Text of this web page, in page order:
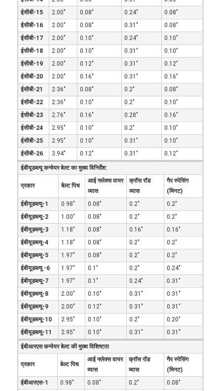
होम
उत्पाद
हमारे बारे में
फैक्टरी यात्रा
गुणवत्ता नियंत्रण
हमसे संपर्क करें
समाचार
सभी मामलों
स्टेनलेस स्टील जाल बेल्ट
सर्पिल वायर मेष
उच्च तापमान वायर मेष
खाद्य जाल बेल्ट
मधुकोश कन्वेयर बेल्ट
कन्वेयर चेन प्लेट
सोलर फोटोवोल्टिक मेश बेल्ट
सर्पिल फ्रीजर बेल्ट
ईसीबी-15
2.00" 0.08" 0.24"
0.08"
ईसीबी-16
2.00" 0.08" 0.31"
0.08"
ईसीबी-17
2.00" 0.10" 0.24"
0.10"
ईसीबी-18
2.00" 0.10" 0.31"
0.10"
ईसीबी-19
2.00" 0.12" 0.31"
0.12"
ईसीबी-20
2.00" 0.16" 0.31"
0.16"
ईसीबी-21
2.36" 0.08" 0.2"
0.08"
ईसीबी-22
2.36" 0.10" 0.2"
0.10"
ईसीबी-23
2.76" 0.16" 0.28"
0.16"
ईसीबी-24
2.95" 0.10" 0.2"
0.10"
ईसीबी-25
2.95" 0.10" 0.31"
0.10"
ईसीबी-26
3.94" 0.12" 0.31" 0.12"
ईबीयूडब्ल्यू कन्वेयर बेल्ट का मुख्य विनिर्देश:
प्रकार बेल्ट पिच
आई फ्लेक्स वायर
व्यास
क्रॉस रॉड
व्यास
गैप स्पेसिंग
(मिनट)
ईबीयूडब्ल्यू-1
0.98" 0.08" 0.2"
0.2"
ईबीयूडब्ल्यू-2
1.00" 0.08" 0.2"
0.2"
ईबीयूडब्ल्यू-3
1.18" 0.08" 0.16"
0.16"
ईबीयूडब्ल्यू-4
1.18" 0.08" 0.2"
0.2"
ईबीयूडब्ल्यू-5
1.97" 0.08" 0.2"
0.2"
ईबीयूडब्ल्यू -6
1.97" 0.1" 0.2"
0.24"
ईबीयूडब्ल्यू-7
1.97" 0.1" 0.24"
0.31"
ईबीयूडब्ल्यू-8
2.00" 0.10" 0.31"
0.31"
ईबीयूडब्ल्यू-9
2.00" 0.12" 0.31"
0.31"
ईबीयूडब्ल्यू-10
2.95" 0.10" 0.2"
0.20"
ईबीयूडब्ल्यू-11
2.95" 0.10" 0.31" 0.31"
ईबीआरएस कन्वेयर बेल्ट की मुख्य विशिष्टता
प्रकार बेल्ट पिच
आई फ्लेक्स वायर
व्यास
क्रॉस रॉड
व्यास
गैप स्पेसिंग
(मिनट)
ईबीआरएस-1
0.98" 0.08" 0.2"
0.08"